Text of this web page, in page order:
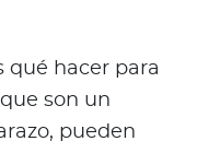
qué hacer para
son un
pueden